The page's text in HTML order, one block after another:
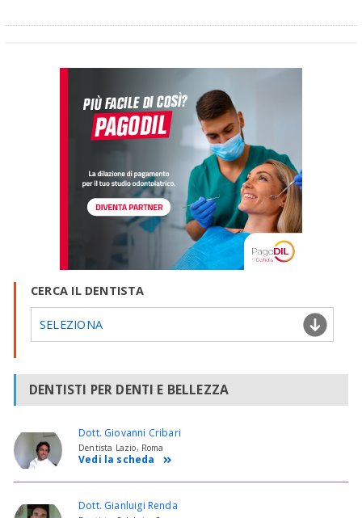
CERCA IL DENTISTA
SELEZIONA
DENTISTI PER DENTI E BELLEZZA
Dott. Giovanni Cribari
Dentista Lazio, Roma
Vedi la scheda
Dott. Gianluigi Renda